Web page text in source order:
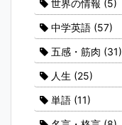
世界の情報 (5)
中学英語 (57)
五感・筋肉 (31)
人生 (25)
単語 (11)